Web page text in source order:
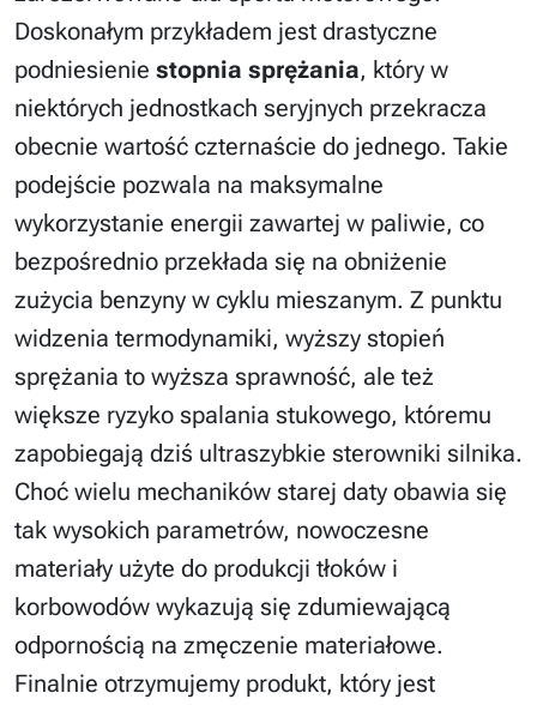
Doskonałym przykładem jest drastyczne
podniesienie stopnia sprężania, który w
niektórych jednostkach seryjnych przekracza
obecnie wartość czternaście do jednego. Takie
podejście pozwala na maksymalne
wykorzystanie energii zawartej w paliwie, co
bezpośrednio przekłada się na obniżenie
zużycia benzyny w cyklu mieszanym. Z punktu
widzenia termodynamiki, wyższy stopień
sprężania to wyższa sprawność, ale też
większe ryzyko spalania stukowego, któremu
zapobiegają dziś ultraszybkie sterowniki silnika.
Choć wielu mechaników starej daty obawia się
tak wysokich parametrów, nowoczesne
materiały użyte do produkcji tłoków i
korbowodów wykazują się zdumiewającą
odpornością na zmęczenie materiałowe.
Finalnie otrzymujemy produkt, który jest